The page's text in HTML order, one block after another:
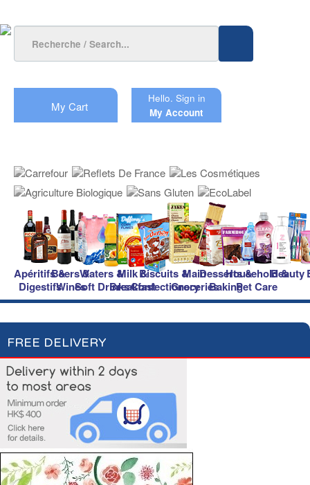
My Cart
Hello. Sign in
My Account
Apéritifs &
Digestifs
Beers &
Wines
Waters &
Soft Drinks
Milk &
Breakfast
Biscuits &
Confectionery
Main
Groceries
Desserts &
Baking
Household &
Pet Care
Beauty
FREE DELIVERY